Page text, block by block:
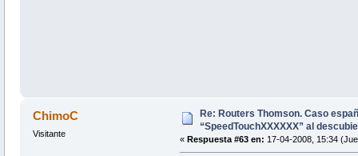
ChimoC
Visitante
Re: Routers Thomson. Caso
“SpeedTouchXXXXXX” al
« Respuesta #63 en: 17-04-2008, 15:34